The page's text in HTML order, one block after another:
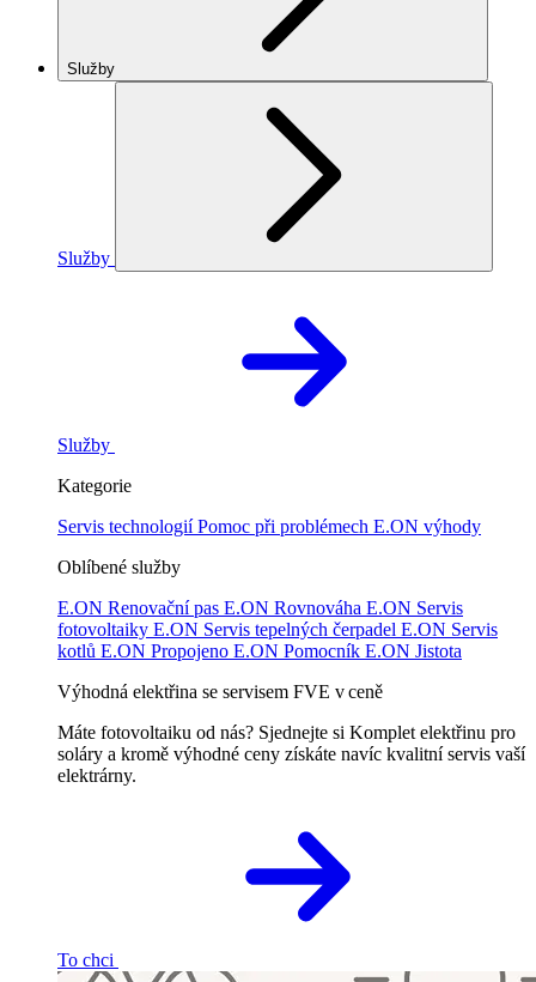
Služby
Služby
Služby
Kategorie
Servis technologiíPomoc při problémech E.ON výhody
Oblíbené služby
E.ON Renovační pas E.ON Rovnováha E.ON Servis
fotovoltaiky E.ON Servis tepelných čerpadel E.ON Servis
kotlů E.ON Propojeno E.ON Pomocník E.ON Jistota
Výhodná elektřina se servisem FVE v ceně
Máte fotovoltaiku od nás? Sjednejte si Komplet elektřinu pro
soláry a kromě výhodné ceny získáte navíc kvalitní servis vaší
elektrárny.
To chci